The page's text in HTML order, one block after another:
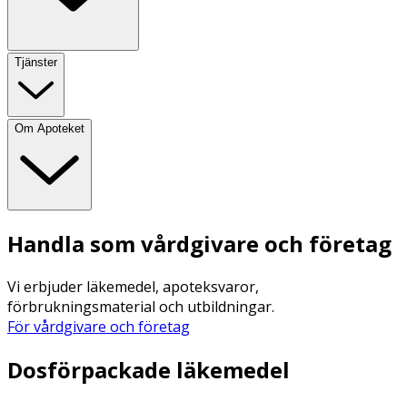
Tjänster
Om Apoteket
Handla som vårdgivare och företag
Vi erbjuder läkemedel, apoteksvaror,
förbrukningsmaterial och utbildningar.
För vårdgivare och företag
Dosförpackade läkemedel